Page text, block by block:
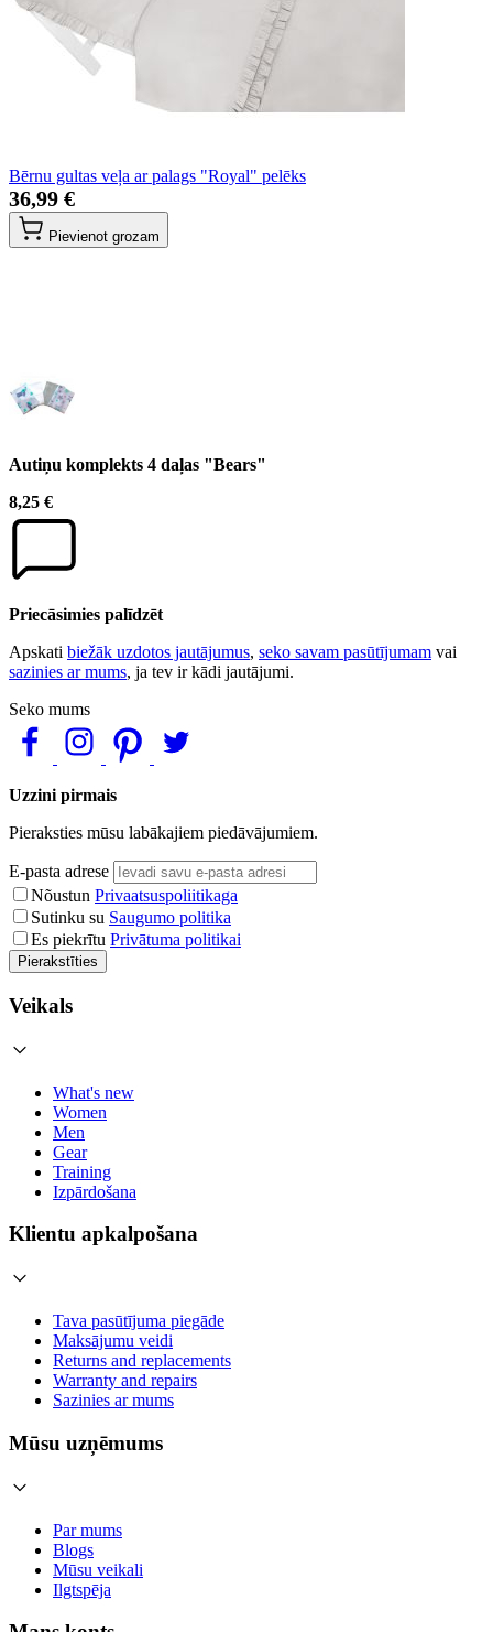
Bērnu gultas veļa ar palags "Royal" pelēks
36,99 €
Pievienot grozam
Autiņu komplekts 4 daļas "Bears"
8,25 €
Priecāsimies palīdzēt
Apskati biežāk uzdotos jautājumus, seko savam pasūtījumam vai
sazinies ar mums, ja tev ir kādi jautājumi.
Seko mums
Uzzini pirmais
Pieraksties mūsu labākajiem piedāvājumiem.
E-pasta adrese
Nõustun Privaatsuspoliitikaga
Sutinku su Saugumo politika
Es piekrītu Privātuma politikai
Pierakstīties
Veikals
What's new
Women
Men
Gear
Training
Izpārdošana
Klientu apkalpošana
Tava pasūtījuma piegāde
Maksājumu veidi
Returns and replacements
Warranty and repairs
Sazinies ar mums
Mūsu uzņēmums
Par mums
Blogs
Mūsu veikali
Ilgtspēja